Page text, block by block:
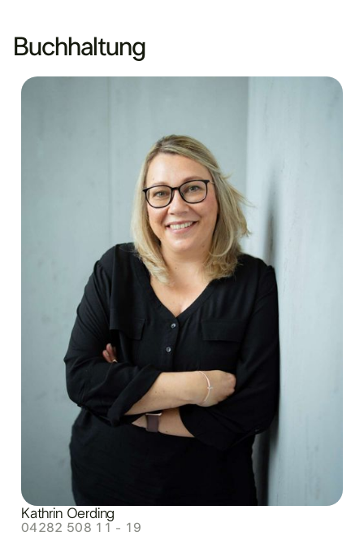
Buchhaltung
Kathrin Oerding
04282 508 11 - 19